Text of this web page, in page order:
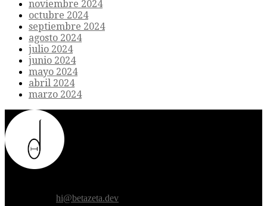
noviembre 2024
octubre 2024
septiembre 2024
agosto 2024
julio 2024
junio 2024
mayo 2024
abril 2024
marzo 2024
hi@betazeta.dev